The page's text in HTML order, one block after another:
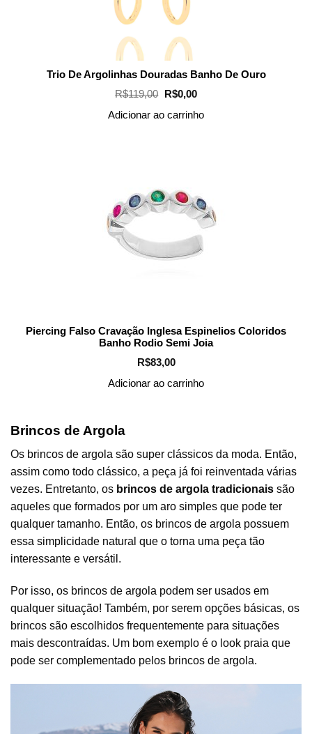
Trio De Argolinhas Douradas Banho De Ouro
R$119,00
O
preço
original
era:
R$0,00O
atual
é:
Adicionar ao carrinho
Piercing Falso Cravação Inglesa Espinelios Coloridos
Banho Rodio Semi Joia
R$83,00
Adicionar ao carrinho
Brincos de Argola
Os brincos de argola são super clássicos da moda. Então,
assim como todo clássico, a peça já foi reinventada várias
vezes. Entretanto, os brincos de argola tradicionais são
aqueles que formados por um aro simples que pode ter
qualquer tamanho. Então, os brincos de argola possuem
essa simplicidade natural que o torna uma peça tão
interessante e versátil.
Por isso, os brincos de argola podem ser usados em
qualquer situação! Também, por serem opções básicas, os
brincos são escolhidos frequentemente para situações
mais descontraídas. Um bom exemplo é o look praia que
pode ser complementado pelos brincos de argola.